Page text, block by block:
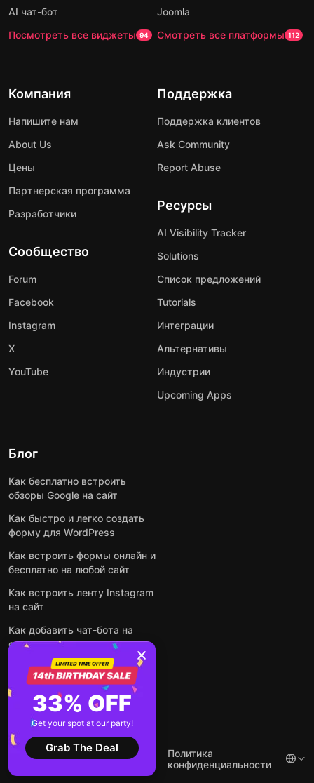
AI чат-бот
Посмотреть все виджеты 94
Joomla
Смотреть все платформы 112
Компания
Напишите нам
About Us
Цены
Партнерская программа
Разработчики
Сообщество
Forum
Facebook
Instagram
X
YouTube
Поддержка
Поддержка клиентов
Ask Community
Report Abuse
Ресурсы
AI Visibility Tracker
Solutions
Список предложений
Tutorials
Интеграции
Альтернативы
Индустрии
Upcoming Apps
Блог
Как бесплатно встроить
обзоры Google на сайт
Как быстро и легко создать
форму для WordPress
Как встроить формы онлайн и
бесплатно на любой сайт
Как встроить ленту Instagram
на сайт
Как добавить чат-бота на
основе искусственного
интеллекта на свой сайт
Посмотреть все посты
2026 ©
Условия
Политика
конфиденциальности
33% OFF
Get your spot at our party!
Grab The Deal